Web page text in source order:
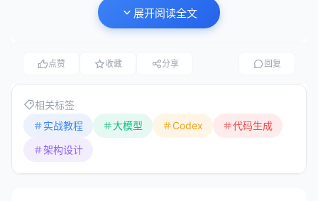
：将代码从一种语言迁移到另一种语言
3.1 整体架构分层
基于Codex的应用系统应采用分层架构设计，以确保可扩
展性、可维护性和性能优化。建议的架构分为以下四层：
展开阅读全文
点赞 收藏 分享 回复
相关标签
实战教程
大模型 Codex
代码生成
架构设计